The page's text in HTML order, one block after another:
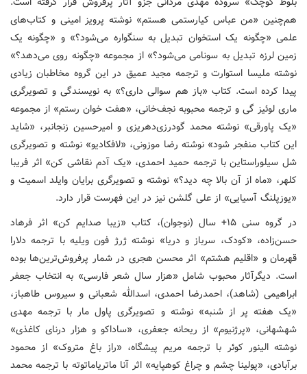
هم‌چنین «من عباس کیارستمی هستم» نوشته پرویز امینی و کتاب‌های
علمی «چگونه یک استخوان تبدیل به سنگواره می‌شود؟» و «چگونه یک
زمین لرزه تبدیل به سونامی می‌شود؟» از مجموعه «چگونه روی می‌دهد؟»
نوشته ملیسا استوارت و ترجمه مجید عمیق در این گروه مخاطبان زیادی
پیدا کرده‌ است. کتاب «باز هم سوالی داری؟» به نویسندگی و تصویرگری
ماری لوئیز گی و ترجمه محبوبه نجف‌خانی، «هفت خوان رستم» از مجموعه
«یک پاورقی» نوشته محمد گودرزی‌دهریزی و امیرحسین زنجانبر، «شاید
این کتاب منفجر شود» نوشته رضا موزونی، «لافکادیو» نوشته و تصویرگری
شل سیلوراستاین با ترجمه حمید احمدی، «یک آدم نقاشی کن» اثر فریبا
کلهر، «ماه از آن بالا چه دید؟» نوشته و تصویرگری برایان وایلد اسمیت و
«یوزپلنگ آسیایی» از علی گلشن نیز در این فهرست قرار دارد.
در گروه سنی ۱۵+ سال (نوجوان)، کتاب «زیبا صدایم کن» اثر فرهاد
حسن‌زاده، «کودک، سرباز و دریا» نوشته ژرژ فون ویلیه با ترجمه دلارا
قهرمان و «اقلیم هشتم» اثر محسن هجری در شمار پرفروش‌ترین‌ها بوده‌
است. دیگرآثار محبوب شامل «هزار سال شعر فارسی» به انتخاب جعفر
ابراهیمی (شاهد)، احمدرضا احمدی، اسدالله شعبانی و سیروس طاهباز،
«یک هفته پر از شنبه» نوشته و تصویرگری پاول مار با ترجمه مهدی
شهشهانی، «پرژنیوم» از ریحانه جعفری، «ساداکو و هزار درنای کاغذی»
نوشته الینور کوئر با ترجمه مریم پیشگاه، «راز باغ متروک» از محمود
برآبادی، «پولینا چشم و چراغ کوهپایه» اثر آنا ماتریاماتوته با ترجمه محمد